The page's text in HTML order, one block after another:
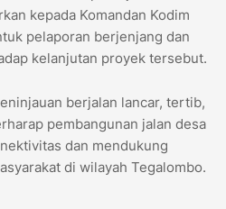
kepada Komandan Kodim
pelaporan berjenjang dan
kelanjutan proyek tersebut.
berjalan lancar, tertib,
pembangunan jalan desa
dan mendukung
di wilayah Tegalombo.